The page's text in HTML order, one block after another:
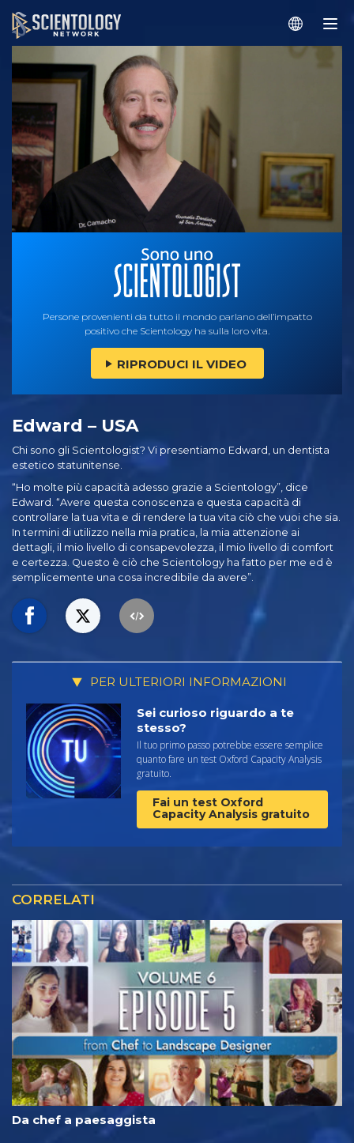
Persone provenienti da tutto il mondo parlano dell’impatto
positivo che Scientology ha sulla loro vita.
RIPRODUCI IL VIDEO
Edward – USA
Chi sono gli Scientologist? Vi presentiamo Edward, un dentista
estetico statunitense.
“Ho molte più capacità adesso grazie a Scientology”, dice
Edward. “Avere questa conoscenza e questa capacità di
controllare la tua vita e di rendere la tua vita ciò che vuoi che sia.
In termini di utilizzo nella mia pratica, la mia attenzione ai
dettagli, il mio livello di consapevolezza, il mio livello di comfort
e certezza. Questo è ciò che Scientology ha fatto per me ed è
semplicemente una cosa incredibile da avere”.
PER ULTERIORI INFORMAZIONI
Sei curioso riguardo a te
stesso?
Il tuo primo passo potrebbe essere semplice
quanto fare un test Oxford Capacity Analysis
gratuito.
Fai un test Oxford
Capacity Analysis gratuito
CORRELATI
Da chef a paesaggista